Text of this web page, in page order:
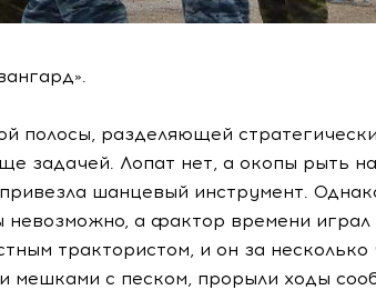
полосы, разделяющей
задачей. Лопат нет, а окопы рыть
шанцевый инструмент.
невозможно, а фактор времени
трактористом, и он за
мешками с песком, прорыли ходы